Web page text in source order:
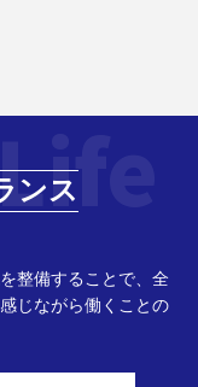
ンス
整備することで、全
じながら働くことの